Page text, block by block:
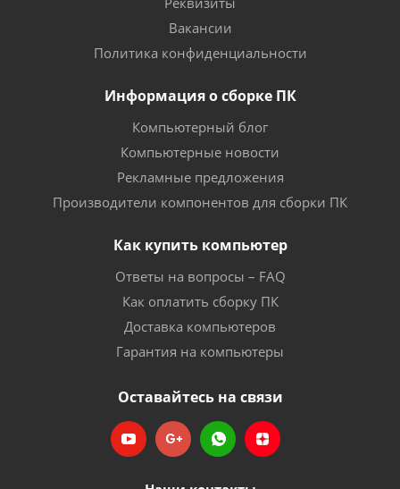
Вакансии
Политика конфиденциальности
Информация о сборке ПК
Компьютерный блог
Компьютерные новости
Рекламные предложения
Производители компонентов для сборки ПК
Как купить компьютер
Ответы на вопросы – FAQ
Как оплатить сборку ПК
Доставка компьютеров
Гарантия на компьютеры
Оставайтесь на связи